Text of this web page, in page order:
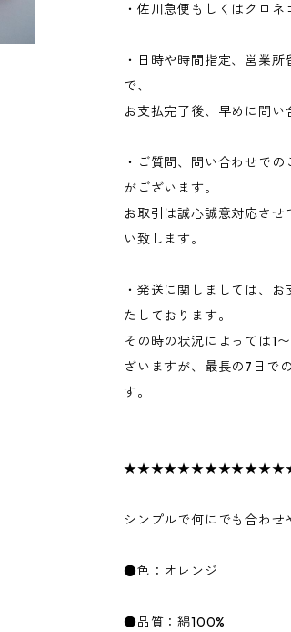
・佐川急便もしくはクロネ
・日時や時間指定、営業
で、
お支払完了後、早めに問い
・ご質問、問い合わせで
がございます。
お取引は誠心誠意対応さ
い致します。
・発送に関しましては、
たしております。
その時の状況によっては1
ざいますが、最長の7日で
す。
シンプルで何にでも合わ
●色：オレンジ
●品質：綿100%